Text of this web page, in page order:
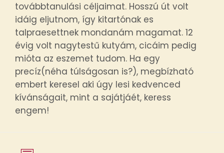
továbbtanulási céljaimat. Hosszú út volt
idáig eljutnom, így kitartónak es
talpraesettnek mondanám magamat. 12
évig volt nagytestű kutyám, cicáim pedig
mióta az eszemet tudom. Ha egy
precíz(néha túlságosan is?), megbízható
embert keresel aki úgy lesi kedvenced
kívánságait, mint a sajátjáét, keress
engem!